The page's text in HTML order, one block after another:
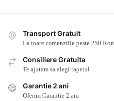
Transport Gratuit
La toate comenziile peste 250 Ron
Consiliere Gratuita
Te ajutam sa alegi tapetul
Garantie 2 ani
Oferim Garantie 2 ani